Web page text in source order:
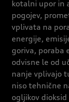
kotalni upor in
pogojev,
vplivata na
energije,
goriva, poraba
odvisne le od
nanje vplivajo
niso tehnične
ogljikov